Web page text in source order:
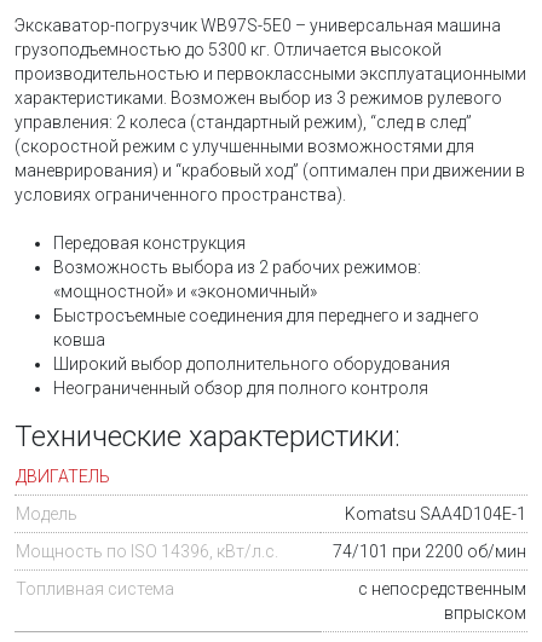
Экскаватор-погрузчик WB97S-5E0 – универсальная машина
грузоподъемностью до 5300 кг. Отличается высокой
производительностью и первоклассными эксплуатационными
характеристиками. Возможен выбор из 3 режимов рулевого
управления: 2 колеса (стандартный режим), “след в след”
(скоростной режим с улучшенными возможностями для
маневрирования) и “крабовый ход” (оптимален при движении в
условиях ограниченного пространства).
Передовая конструкция
Возможность выбора из 2 рабочих режимов:
«мощностной» и «экономичный»
Быстросъемные соединения для переднего и заднего
ковша
Широкий выбор дополнительного оборудования
Неограниченный обзор для полного контроля
Технические характеристики:
ДВИГАТЕЛЬ
Модель
Komatsu SAA4D104E-1
Мощность по ISO 14396, кВт/л.с.
74/101 при 2200 об/мин
Топливная система
с непосредственным
впрыском